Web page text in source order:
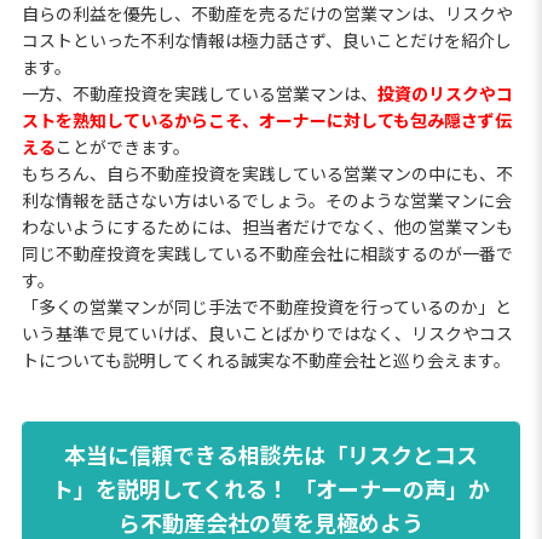
自らの利益を優先し、不動産を売るだけの営業マンは、リスクや
コストといった不利な情報は極力話さず、良いことだけを紹介し
ます。
一方、不動産投資を実践している営業マンは、 投資のリスクやコ
ストを熟知しているからこそ、オーナーに対しても包み隠さず伝
えることができます。
もちろん、自ら不動産投資を実践している営業マンの中にも、不
利な情報を話さない方はいるでしょう。そのような営業マンに会
わないようにするためには、担当者だけでなく、他の営業マンも
同じ不動産投資を実践している不動産会社に相談するのが一番で
す。
「多くの営業マンが同じ手法で不動産投資を行っているのか」と
いう基準で見ていけば、良いことばかりではなく、リスクやコス
トについても説明してくれる誠実な不動産会社と巡り会えます。
本当に信頼できる相談先は「リスクとコス
ト」を説明してくれる！ 「オーナーの声」か
ら不動産会社の質を見極めよう